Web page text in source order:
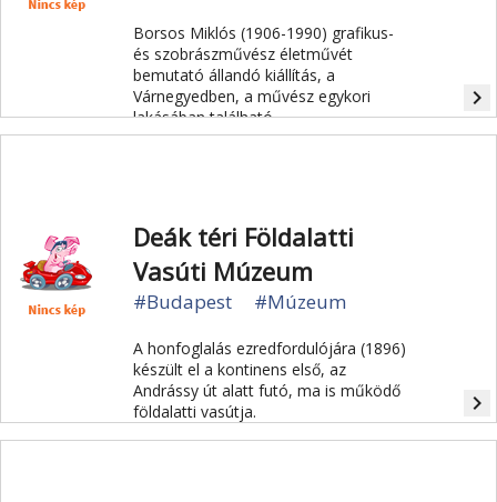
Borsos Miklós (1906-1990) grafikus-
és szobrászművész életművét
bemutató állandó kiállítás, a
Várnegyedben, a művész egykori
lakásában található.
navigate_next
Deák téri Földalatti
Vasúti Múzeum
#Budapest #Múzeum
A honfoglalás ezredfordulójára (1896)
készült el a kontinens első, az
Andrássy út alatt futó, ma is működő
földalatti vasútja.
navigate_next